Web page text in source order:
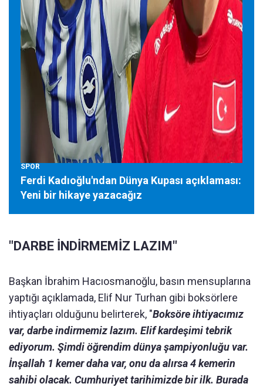
SPOR
Ferdi Kadıoğlu'ndan Dünya Kupası açıklaması:
Yeni bir hikaye yazacağız
"DARBE İNDİRMEMİZ LAZIM"
Başkan İbrahim Hacıosmanoğlu, basın mensuplarına
yaptığı açıklamada, Elif Nur Turhan gibi boksörlere
ihtiyaçları olduğunu belirterek, "Boksöre ihtiyacımız
var, darbe indirmemiz lazım. Elif kardeşimi tebrik
ediyorum. Şimdi öğrendim dünya şampiyonluğu var.
İnşallah 1 kemer daha var, onu da alırsa 4 kemerin
sahibi olacak. Cumhuriyet tarihimizde bir ilk. Burada